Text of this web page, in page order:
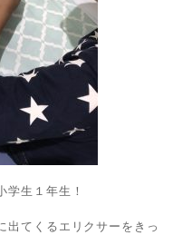
学生１年生！
出てくるエリクサーをきっ